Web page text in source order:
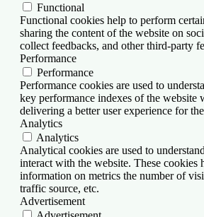
Functional
Functional cookies help to perform
sharing the content of the website on
collect feedbacks, and other third-party
Performance
Performance
Performance cookies are used to
key performance indexes of the website
delivering a better user experience for
Analytics
Analytics
Analytical cookies are used to
interact with the website. These cookies
information on metrics the number of
traffic source, etc.
Advertisement